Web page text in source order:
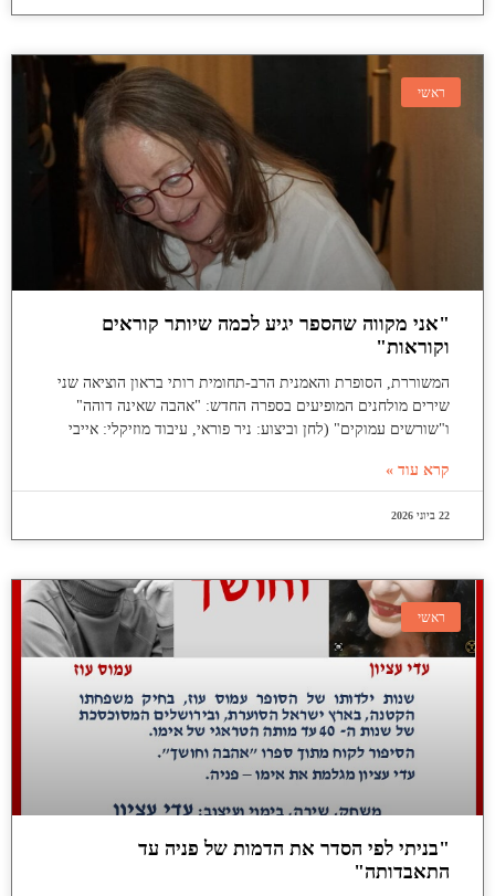
ראשי
"אני מקווה שהספר יגיע לכמה שיותר קוראים
וקוראות"
המשוררת, הסופרת והאמנית הרב-תחומית רותי בראון הוציאה שני
שירים מולחנים המופיעים בספרה החדש: "אהבה שאינה דוהה"
ו"שורשים עמוקים" (לחן וביצוע: ניר פוראי, עיבוד מוזיקלי: אייבי
קרא עוד »
22 ביוני 2026
ראשי
"בניתי לפי הסדר את הדמות של פניה עד
התאבדותה"